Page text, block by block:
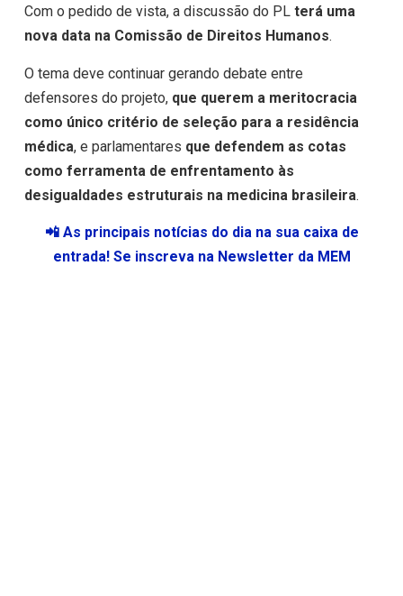
Com o pedido de vista, a discussão do PL terá uma
nova data na Comissão de Direitos Humanos.
O tema deve continuar gerando debate entre
defensores do projeto, que querem a meritocracia
como único critério de seleção para a residência
médica, e parlamentares que defendem as cotas
como ferramenta de enfrentamento às
desigualdades estruturais na medicina brasileira.
📲 As principais notícias do dia na sua caixa de
entrada! Se inscreva na Newsletter da MEM